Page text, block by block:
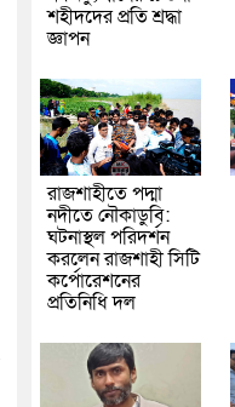
শহীদদের প্রতি শ্রদ্ধা
জ্ঞাপন
রাজশাহীতে পদ্মা
নদীতে নৌকাডুবি:
ঘটনাস্থল পরিদর্শন
করলেন রাজশাহী সিটি
কর্পোরেশনের
প্রতিনিধি দল